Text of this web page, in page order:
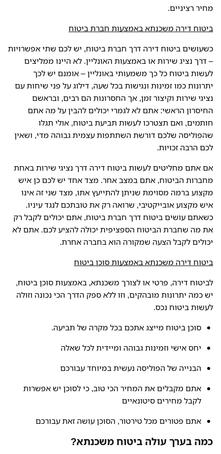
מחיר רציניים.
ביטוח דירה משכנתא באמצעות חברת ביטוח
כשעושים ביטוח דירה דרך חברת ביטוח, יש לכם שתי אפשרויות
– דרך נציג שירות או באמצעות האונליין. לא היינו ממליצים
לעשות ביטוח כל כך משמעותי באונליין – אומנם יש לכך
יתרונות כמו זמינות ונגישות בכל שעה, דילוג על פני שיחות עם
נציגי שירות וקיצור זמן, אך החסרונות הם רבים, ובראשם
החיסרון הראשי: אתם לא לגמרי יכולים להבין על מה אתם
חותמים, ואם תצטרכו לעשות תביעת ביטוח, אולי תגלו
שהפוליסה שלכם דורשת השתתפות עצמית גבוהה מדי, ושאין
לכם הרבה זכויות.
אם אתם מחליטים לעשות ביטוח דירה דרך נציגי שירות באחת
מחברות הביטוח, אתם במצב אחר. מצד אחד יש לכם כן איש
מקצוע ברמה מסוימת שניתן להתייעץ אתו, מצד שני זה אינו
איש מקצוע אובייקטיבי, שרואה רק את טובתכם לנגד עיניו.
כשאתם עושים ביטוח דרך חברת ביטוח, אתם יכולים לקבל רק
את מה שחברת הביטוח הספציפית יכולה להציע לכם. אתם לא
יכולים לקבל הצעה שמקורה הוא בחברה אחרת.
ביטוח דירה משכנתא באמצעות סוכן ביטוח
לביטוח דירה, פרטי או לצורך משכנתא, באמצעות סוכן ביטוח,
יש כמה יתרונות מובהקים, וזו ללא ספק הדרך הכי נכונה וזולה
לעשות ביטוח נכס.
סוכן ביטוח מייצג אתכם בכל מקרה של תביעה.
יחס אישי וזמינות גבוהה ומיידית לכל שאלה
הבנייה של הפוליסה נעשית במיוחד עבורכם
אתם מקבלים את המחיר הכי טוב, כי לסוכן יש אפשרות
לקבל מחירים סיטונאיים
אתם פטורים מכל טירטור, הסוכן עושה זאת עבורכם
כמה בערך עולה ביטוח משכנתא?